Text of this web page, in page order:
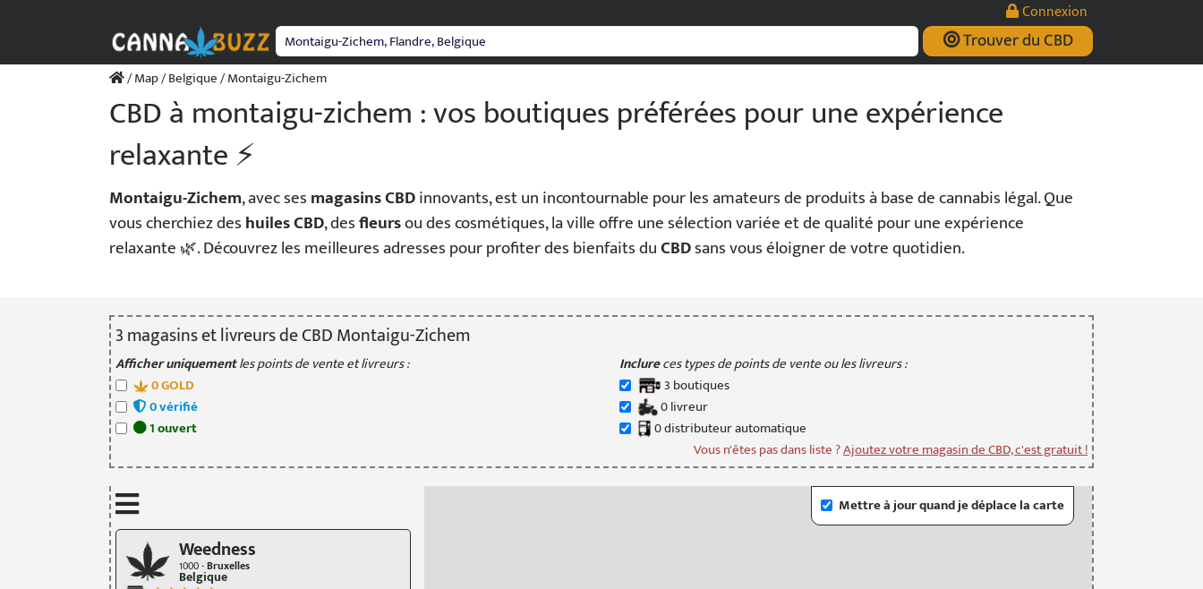
Connexion
Trouver du CBD
/Map/Belgique/ Montaigu-Zichem
CBD à montaigu-zichem : vos boutiques préférées pour une expérience
relaxante ⚡
Montaigu-Zichem, avec sesmagasins CBDinnovants, est un incontournable pour les amateurs de produits à base de cannabis légal. Que
vous cherchiez deshuiles CBD, desfleursou des cosmétiques, la ville offre une sélection variée et de qualité pour une expérience
relaxante 🌿. Découvrez les meilleures adresses pour profiter des bienfaits duCBDsans vous éloigner de votre quotidien.
3magasinset livreursde CBD Montaigu-Zichem
Afficher uniquementles points de vente et livreurs :
0GOLD
0vérifié
1ouvert
Inclureces types de points de vente ou les livreurs :
3 boutiques
0livreur
0distributeurautomatique
Vous n'êtes pas dans liste ?Ajoutez votre magasin de CBD, c'est gratuit !
Mettre à jour quand je déplace la carte
Weedness
1000 -Bruxelles
Belgique